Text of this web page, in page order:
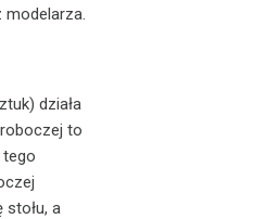
modelarza.
działa
to
tego
a